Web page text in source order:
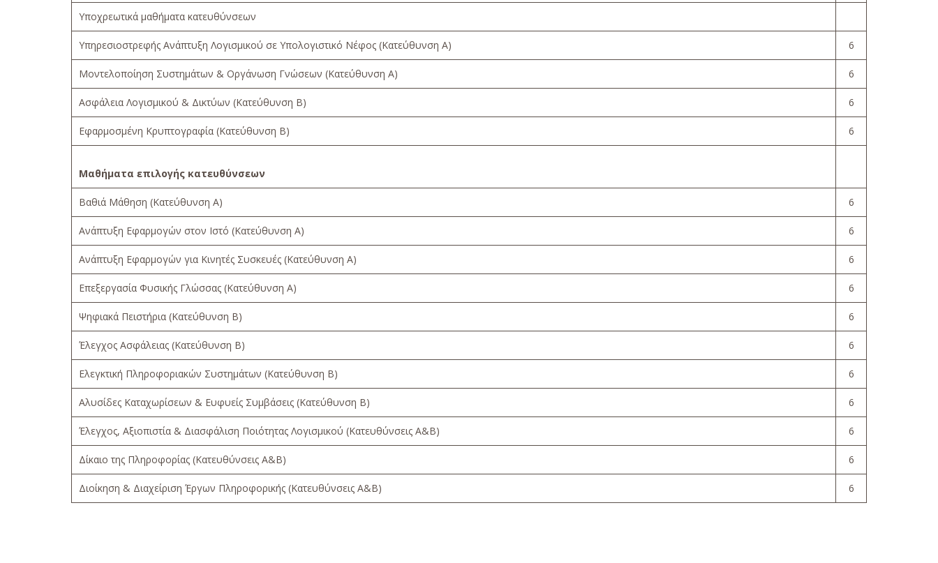
Υποχρεωτικά μαθήματα κατευθύνσεων
Υπηρεσιοστρεφής Ανάπτυξη Λογισμικού σε Υπολογιστικό Νέφος (Κατεύθυνση Α) 6
Μοντελοποίηση Συστημάτων & Οργάνωση Γνώσεων (Κατεύθυνση Α) 6
Ασφάλεια Λογισμικού & Δικτύων (Κατεύθυνση Β) 6
Εφαρμοσμένη Κρυπτογραφία (Κατεύθυνση Β) 6
Μαθήματα επιλογής κατευθύνσεων
Βαθιά Μάθηση (Κατεύθυνση Α) 6
Ανάπτυξη Εφαρμογών στον Ιστό (Κατεύθυνση Α) 6
Ανάπτυξη Εφαρμογών για Κινητές Συσκευές (Κατεύθυνση Α) 6
Επεξεργασία Φυσικής Γλώσσας (Κατεύθυνση Α) 6
Ψηφιακά Πειστήρια (Κατεύθυνση Β) 6
Έλεγχος Ασφάλειας (Κατεύθυνση Β) 6
Ελεγκτική Πληροφοριακών Συστημάτων (Κατεύθυνση Β) 6
Αλυσίδες Καταχωρίσεων & Ευφυείς Συμβάσεις (Κατεύθυνση Β) 6
Έλεγχος, Αξιοπιστία & Διασφάλιση Ποιότητας Λογισμικού (Κατευθύνσεις Α&Β) 6
Δίκαιο της Πληροφορίας (Κατευθύνσεις Α&Β) 6
Διοίκηση & Διαχείριση Έργων Πληροφορικής (Κατευθύνσεις Α&Β) 6